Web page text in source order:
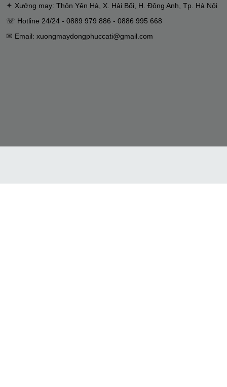
✦ Xưởng may: Thôn Yên Hà, X. Hải Bối, H. Đông Anh, Tp. Hà Nội
☏ Hotline 24/24 - 0889 979 886 - 0886 995 668
✉ Email: xuongmaydongphuccati@gmail.com